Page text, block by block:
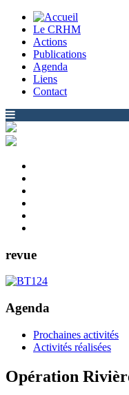
Le CRHM
Actions
Publications
Agenda
Liens
Contact
revue
Agenda
Prochaines activités
Activités réalisées
Opération